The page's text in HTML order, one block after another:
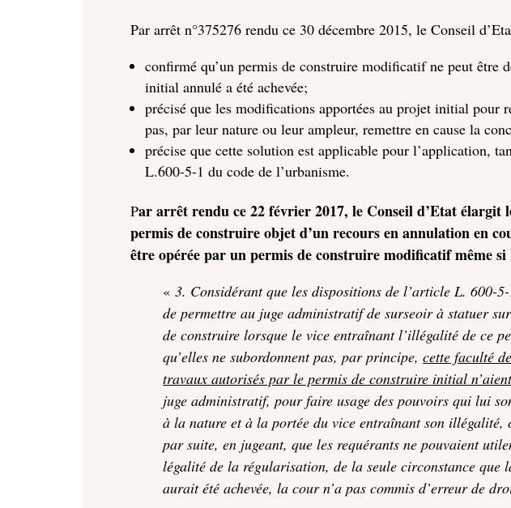
Par arrêt n°375276 rendu ce 30 décembre 2015, le Conseil
confirmé qu’un permis de construire modificatif ne peut être
initial annulé a été achevée;
précisé que les modifications apportées au projet initial pour
pas, par leur nature ou leur ampleur, remettre en cause la
précise que cette solution est applicable pour l’application,
L.600-5-1 du code de l’urbanisme.
Par arrêt rendu ce 22 février 2017, le Conseil d’Etat élargit
permis de construire objet d’un recours en annulation en
être opérée par un permis de construire modificatif même si
«3. Considérant que les dispositions de l’article L. 600-
de permettre au juge administratif de surseoir à statuer
de construire lorsque le vice entraînant l’illégalité de ce
qu’elles ne subordonnent pas, par principe,cette faculté
travaux autorisés par le permis de construire initial
juge administratif, pour faire usage des pouvoirs qui lui
à la nature et à la portée du vice entraînant son illégalité,
par suite, en jugeant, que les requérants ne pouvaient
légalité de la régularisation, de la seule circonstance que
aurait été achevée, la cour n’a pas commis d’erreur de